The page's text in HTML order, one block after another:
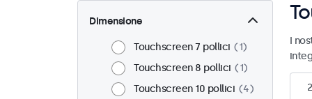
Dimensione
Touchscreen 7 pollici
1
Touchscreen 8 pollici
1
Touchscreen 10 pollici
4
I